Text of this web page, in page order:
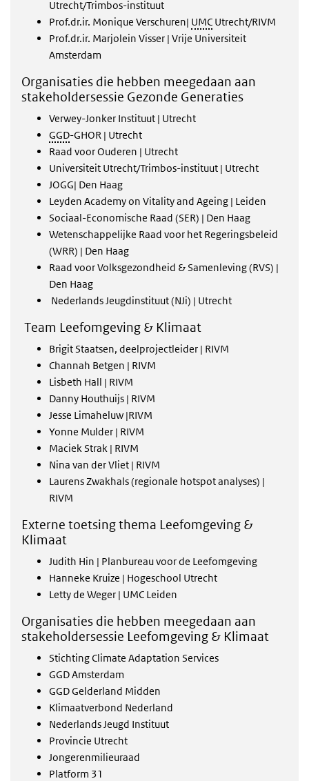
Utrecht/Trimbos-instituut
Prof.dr.ir. Monique Verschuren| UMC Utrecht/RIVM
Prof.dr.ir. Marjolein Visser | Vrije Universiteit
Amsterdam
Organisaties die hebben meegedaan aan
stakeholdersessie Gezonde Generaties
Verwey-Jonker Instituut | Utrecht
GGD-GHOR | Utrecht
Raad voor Ouderen | Utrecht
Universiteit Utrecht/Trimbos-instituut | Utrecht
JOGG| Den Haag
Leyden Academy on Vitality and Ageing | Leiden
Sociaal-Economische Raad (SER) | Den Haag
Wetenschappelijke Raad voor het Regeringsbeleid
(WRR) | Den Haag
Raad voor Volksgezondheid & Samenleving (RVS) |
Den Haag
Nederlands Jeugdinstituut (NJi) | Utrecht
Team Leefomgeving & Klimaat
Brigit Staatsen, deelprojectleider | RIVM
Channah Betgen | RIVM
Lisbeth Hall | RIVM
Danny Houthuijs | RIVM
Jesse Limaheluw |RIVM
Yonne Mulder | RIVM
Maciek Strak | RIVM
Nina van der Vliet | RIVM
Laurens Zwakhals (regionale hotspot analyses) |
RIVM
Externe toetsing thema Leefomgeving &
Klimaat
Judith Hin | Planbureau voor de Leefomgeving
Hanneke Kruize | Hogeschool Utrecht
Letty de Weger | UMC Leiden
Organisaties die hebben meegedaan aan
stakeholdersessie Leefomgeving & Klimaat
Stichting Climate Adaptation Services
GGD Amsterdam
GGD Gelderland Midden
Klimaatverbond Nederland
Nederlands Jeugd Instituut
Provincie Utrecht
Jongerenmilieuraad
Platform 31